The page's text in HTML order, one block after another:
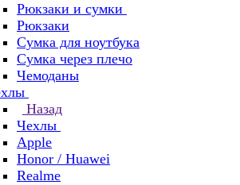
Рюкзаки и сумки
Рюкзаки
Сумка для ноутбука
Сумка через плечо
Чемоданы
Назад
Чехлы
Apple
Honor / Huawei
Realme